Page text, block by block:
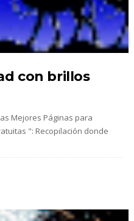
con brillos
Mejores Páginas para
": Recopilación donde